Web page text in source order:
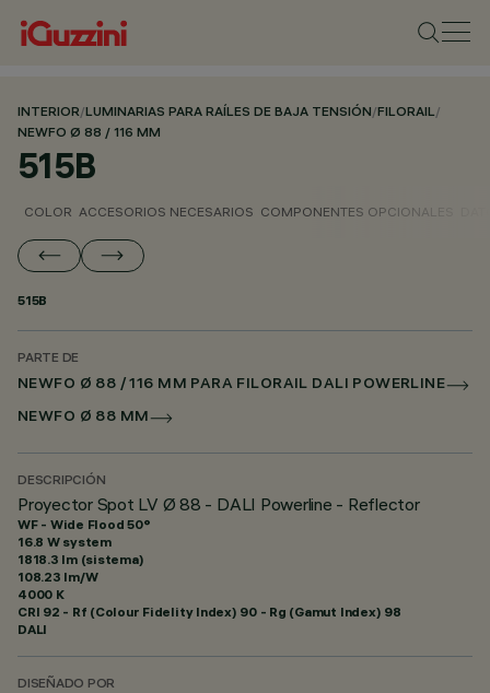
INTERIOR/LUMINARIAS PARA RAÍLES DE BAJA TENSIÓN/FILORAIL/
NEWFO Ø 88 / 116 MM
515B
COLOR ACCESORIOS NECESARIOS COMPONENTES OPCIONALES
515B
PARTE DE
NEWFO Ø 88 / 116 MM PARA FILORAIL DALI POWERLINE
NEWFO Ø 88 MM
DESCRIPCIÓN
Proyector Spot LV Ø 88 - DALI Powerline - Reflector
WF - Wide Flood 50°
16.8 W system
1818.3 lm (sistema)
108.23 lm/W
4000 K
CRI 92 - Rf (Colour Fidelity Index) 90 - Rg (Gamut Index) 98
DALI
DISEÑADO POR